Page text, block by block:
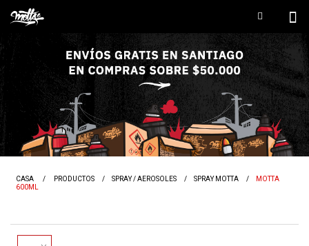
CASA / PRODUCTOS / SPRAY / AEROSOLES / SPRAY MOTTA /
MOTTA
600ML